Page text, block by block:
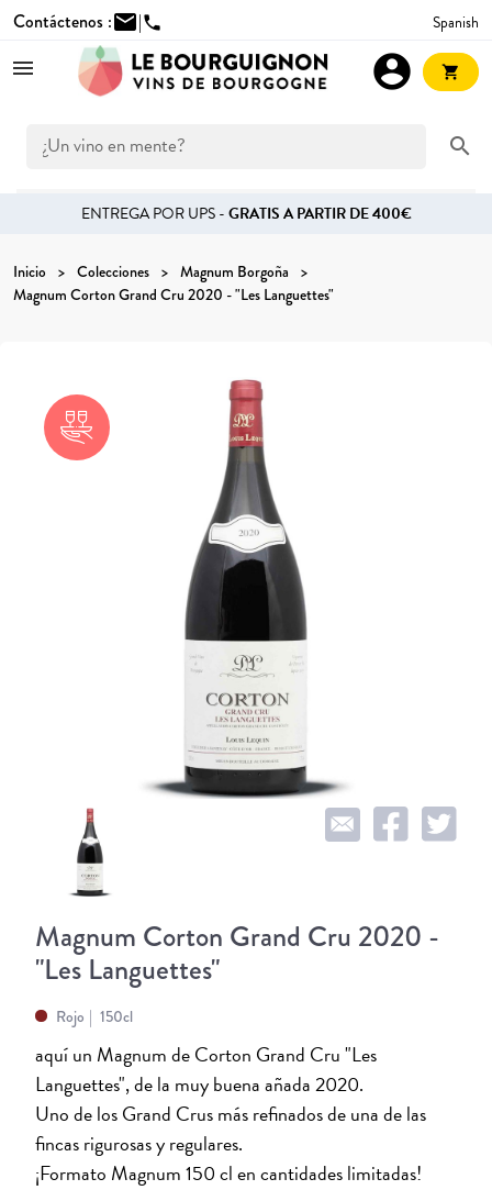
Contáctenos :mail|phone Spanish
search
account_circle shopping_cart
ENTREGA POR UPS -GRATIS A PARTIR DE 400€
Inicio Colecciones
Magnum Borgoña
Magnum Corton Grand Cru 2020 - "Les Languettes"
Magnum Corton Grand Cru 2020 -
"Les Languettes"
Rojo 150cl
aquí un Magnum de Corton Grand Cru "Les
Languettes", de la muy buena añada 2020.
Uno de los Grand Crus más refinados de una de las
fincas rigurosas y regulares.
¡Formato Magnum 150 cl en cantidades limitadas!